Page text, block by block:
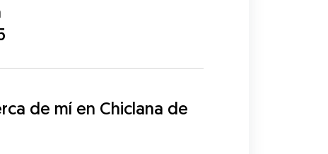
de mí en Chiclana de